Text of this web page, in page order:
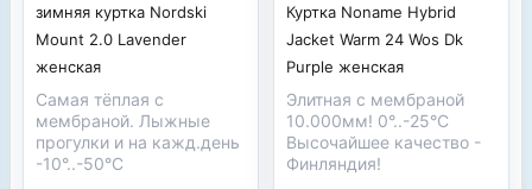
зимняя куртка Nordski
Mount 2.0 Lavender
женская
Самая тёплая с
мембраной. Лыжные
прогулки и на кажд.день
-10°..-50°С
Куртка Noname Hybrid
Jacket Warm 24 Wos Dk
Purple женская
Элитная с мембраной
10.000мм! 0°..-25°С
Высочайшее качество -
Финляндия!